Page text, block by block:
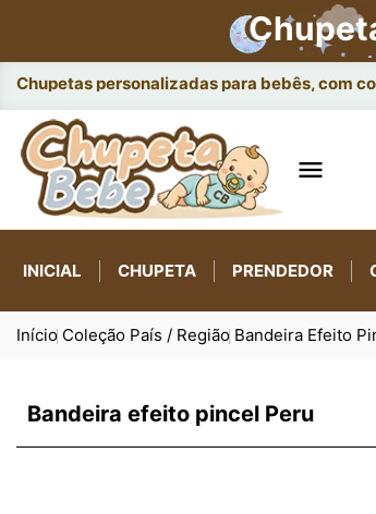
Chupetas personalizadas para bebês, com

INICIAL CHUPETA PRENDEDOR
Início Coleção País / Região Bandeira Efeito
Bandeira efeito pincel Peru